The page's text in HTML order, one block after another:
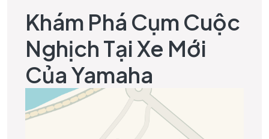
Khám Phá Cụm Cuộc
Nghịch Tại Xe Mới
Của Yamaha